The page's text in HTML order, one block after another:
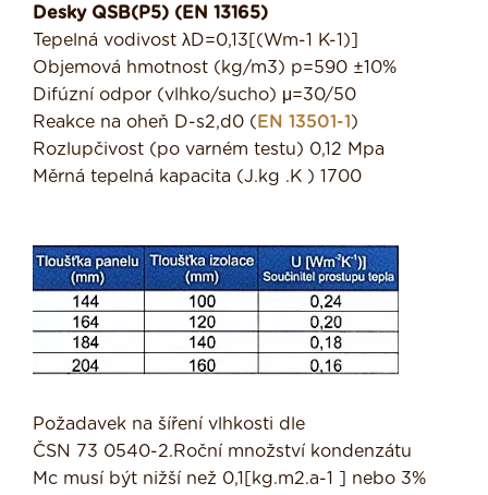
Desky QSB(P5) (EN 13165)
Tepelná vodivost λD=0,13[(Wm-1 K-1)]
Objemová hmotnost (kg/m3) p=590 ±10%
Difúzní odpor (vlhko/sucho) μ=30/50
Reakce na oheň D-s2,d0 ( EN 13501-1 )
Rozlupčivost (po varném testu) 0,12 Mpa
Měrná tepelná kapacita (J.kg .K ) 1700
Požadavek na šíření vlhkosti dle
ČSN 73 0540-2.Roční množství kondenzátu
Mc musí být nižší než 0,1[kg.m2.a-1 ] nebo 3%